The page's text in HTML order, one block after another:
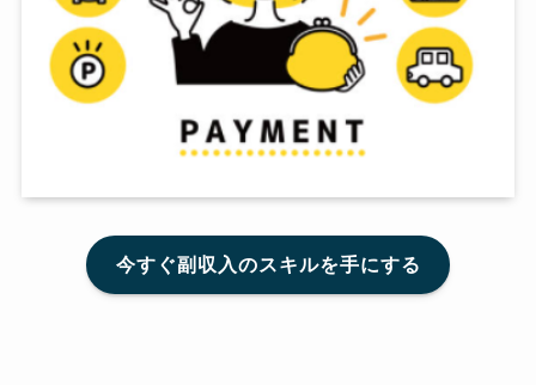
今すぐ副収入のスキルを手にする